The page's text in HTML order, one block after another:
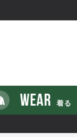
WEAR 着る